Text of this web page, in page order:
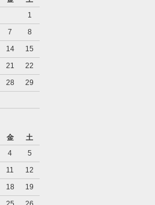
1
7
8
14
15
21
22
28
29
金
土
4
5
11
12
18
19